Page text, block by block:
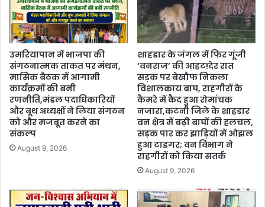
उमरियापान में भाजपा की
संगठनात्मक ताकत पर मंथन,
मासिक बैठक में आगामी
कार्यक्रमों की बनी
रणनीति,मंडल पदाधिकारियों
और बूथ अध्यक्षों ने लिया संगठन
को और मजबूत करने का
संकल्प
August 9, 2026
शाहडार के जंगल में फिर गूंजी
‘वनराज’ की आहट!देर रात
सड़क पर बेखौफ निकला
विशालकाय बाघ, राहगीरों के
कैमरे में कैद हुआ रोमांचक
नजारा,कटनी जिले के शाहडार
वन क्षेत्र में बढ़ी बाघों की हलचल,
सड़क पार कर झाड़ियों में ओझल
हुआ टाइगर; वन विभाग ने
राहगीरों को किया सतर्क
August 9, 2026